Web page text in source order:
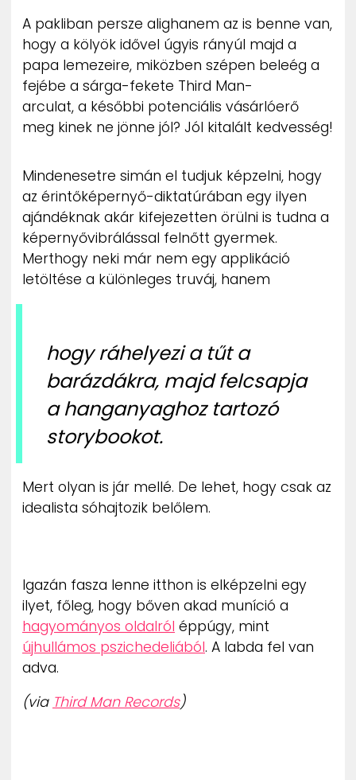
A pakliban persze alighanem az is benne van,
hogy a kölyök idővel úgyis rányúl majd a
papa lemezeire, miközben szépen beleég a
fejébe a sárga-fekete Third Man-
arculat, a későbbi potenciális vásárlóerő
meg kinek ne jönne jól? Jól kitalált kedvesség!
Mindenesetre simán el tudjuk képzelni, hogy
az érintőképernyő-diktatúrában egy ilyen
ajándéknak akár kifejezetten örülni is tudna a
képernyővibrálással felnőtt gyermek.
Merthogy neki már nem egy applikáció
letöltése a különleges truváj, hanem
hogy ráhelyezi a tűt a
barázdákra, majd felcsapja
a hanganyaghoz tartozó
storybookot.
Mert olyan is jár mellé. De lehet, hogy csak az
idealista sóhajtozik belőlem.
Igazán fasza lenne itthon is elképzelni egy
ilyet, főleg, hogy bőven akad muníció a
hagyományos oldalról éppúgy, mint
újhullámos pszichedeliából. A labda fel van
adva.
(via Third Man Records)